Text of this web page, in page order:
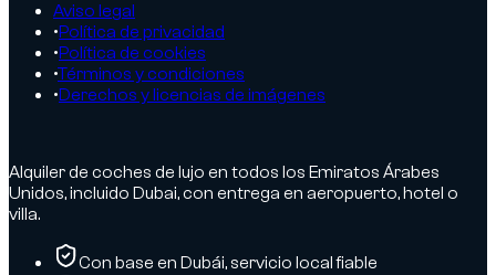
Aviso legal
•Política de privacidad
•Política de cookies
•Términos y condiciones
•Derechos y licencias de imágenes
Alquiler de coches de lujo en todos los Emiratos Árabes
Unidos, incluido Dubai, con entrega en aeropuerto, hotel o
villa.
Con base en Dubái, servicio local fiable